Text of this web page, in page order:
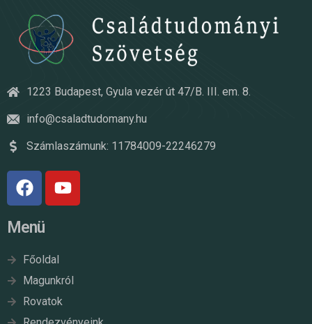
1223 Budapest, Gyula vezér út 47/B. III. em. 8.
info@csaladtudomany.hu
Számlaszámunk: 11784009-22246279
Menü
Főoldal
Magunkról
Rovatok